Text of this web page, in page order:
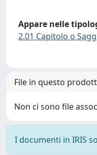
Appare nelle
2.01 Capitolo o
File in questo
Non ci sono file
I documenti in IRIS